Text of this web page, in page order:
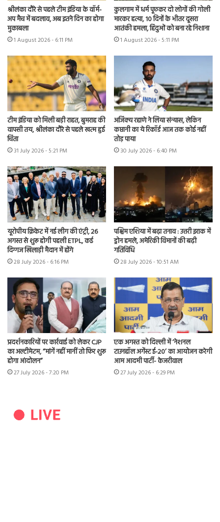
श्रीलंका दौरे से पहले टीम इंडिया के वॉर्म-
अप मैच में बदलाव, अब इतने दिन का होगा
मुकाबला
1 August 2026 - 6:11 PM
कुलगाम में धर्म पूछकर दो लोगों की गोली
मारकर हत्या, 10 दिनों के भीतर दूसरा
आतंकी हमला, हिंदुओं को बना रहे निशाना
1 August 2026 - 5:11 PM
टीम इंडिया को मिली बड़ी राहत, बुमराह की
वापसी तय, श्रीलंका दौरे से पहले खत्म हुई
चिंता
31 July 2026 - 5:21 PM
अजिंक्य रहाणे ने लिया संन्यास, लेकिन
कप्तानी का ये रिकॉर्ड आज तक कोई नहीं
तोड़ पाया
30 July 2026 - 6:40 PM
यूरोपीय क्रिकेट में नई लीग की एंट्री, 26
अगस्त से शुरू होगी पहली ETPL, कई
दिग्गज खिलाड़ी मैदान में होंगे
28 July 2026 - 6:16 PM
पश्चिम एशिया में बढ़ा तनाव : उत्तरी इराक में
ड्रोन हमले, अमेरिकी विमानों की बढ़ी
गतिविधि
28 July 2026 - 10:51 AM
प्रदर्शनकारियों पर कार्रवाई को लेकर CJP
का अल्टीमेटम, “मांगें नहीं मानीं तो फिर शुरू
होगा आंदोलन”
27 July 2026 - 7:20 PM
एक अगस्त को दिल्ली में ‘नेशनल
टाउनहॉल अगेंस्ट ई-20’ का आयोजन करेगी
आम आदमी पार्टी- केजरीवाल
27 July 2026 - 6:29 PM